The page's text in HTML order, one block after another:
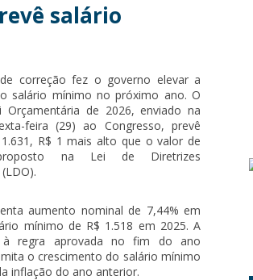
salário
correção fez o governo elevar a
salário mínimo no próximo ano. O
Orçamentária de 2026, enviado na
feira (29) ao Congresso, prevê
R$ 1 mais alto que o valor de
na Lei de Diretrizes
aumento nominal de 7,44% em
mínimo de R$ 1.518 em 2025. A
à regra aprovada no fim do ano
o crescimento do salário mínimo
inflação do ano anterior.